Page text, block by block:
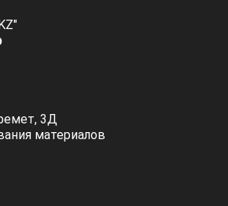
3Д
материалов